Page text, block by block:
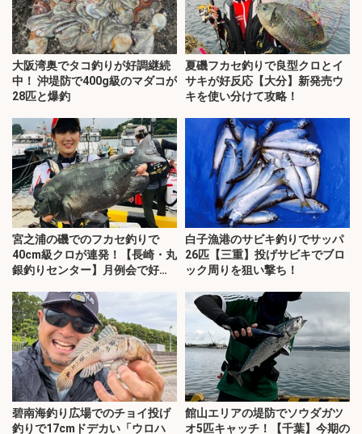
大阪湾奥でタコ釣りが好調継続
中！ 沖堤防で400g級のマダコが
28匹と爆釣
夏磯フカセ釣りで良型クロとイ
サキが好反応【大分】新発売ウ
キを使い分けて攻略！
宮之浦の磯でのフカセ釣りで
40cm級クロが連発！【長崎・丸
銀釣りセンター】月例会で好釣
白子漁港のサビキ釣りでサッパ
26匹【三重】投げサビキでブロ
ック周りを狙い撃ち！
碧南海釣り広場でのチョイ投げ
釣りで17cmドデカい「ウロハ
館山エリアの堤防でソウダガツ
オ5匹キャッチ！【千葉】今期の